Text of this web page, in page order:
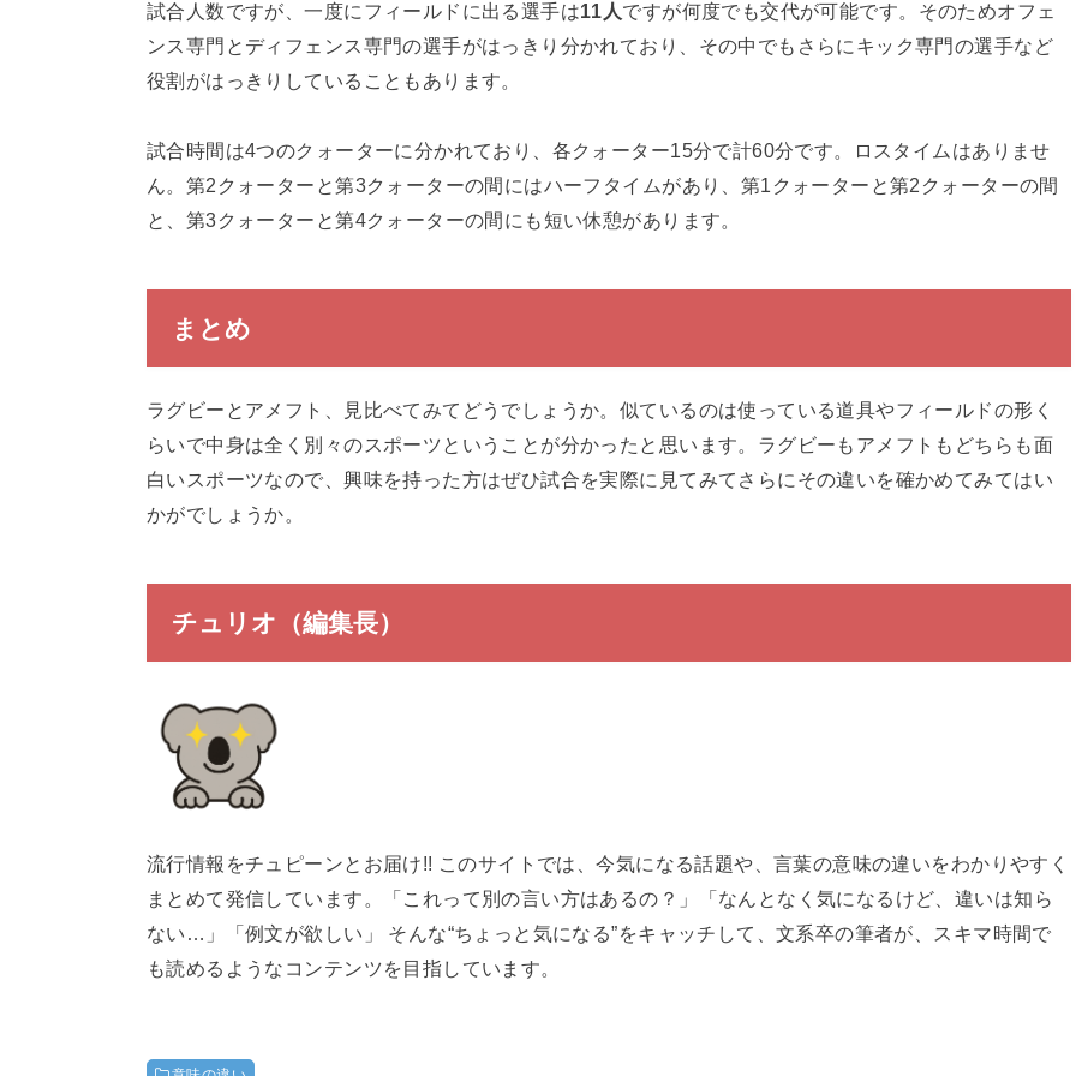
試合人数ですが、一度にフィールドに出る選手は11人ですが何度でも交代が可能です。そのためオフェ
ンス専門とディフェンス専門の選手がはっきり分かれており、その中でもさらにキック専門の選手など
役割がはっきりしていることもあります。
試合時間は4つのクォーターに分かれており、各クォーター15分で計60分です。ロスタイムはありませ
ん。第2クォーターと第3クォーターの間にはハーフタイムがあり、第1クォーターと第2クォーターの間
と、第3クォーターと第4クォーターの間にも短い休憩があります。
まとめ
ラグビーとアメフト、見比べてみてどうでしょうか。似ているのは使っている道具やフィールドの形く
らいで中身は全く別々のスポーツということが分かったと思います。ラグビーもアメフトもどちらも面
白いスポーツなので、興味を持った方はぜひ試合を実際に見てみてさらにその違いを確かめてみてはい
かがでしょうか。
チュリオ（編集長）
流行情報をチュピーンとお届け!! このサイトでは、今気になる話題や、言葉の意味の違いをわかりやすく
まとめて発信しています。「これって別の言い方はあるの？」「なんとなく気になるけど、違いは知ら
ない…」「例文が欲しい」 そんな“ちょっと気になる”をキャッチして、文系卒の筆者が、スキマ時間で
も読めるようなコンテンツを目指しています。